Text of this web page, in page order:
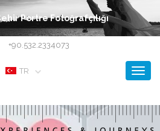
Portre Fotoğrafçılığı
+90.532.2334073
TR